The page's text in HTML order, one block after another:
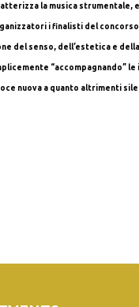
la musica
i finalisti del
del senso, dell’estetica e
“accompagnando” le
nuova a quanto altrimenti